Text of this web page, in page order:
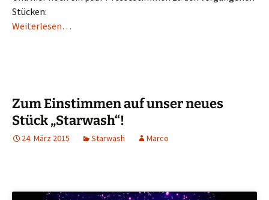
Stücken:
Weiterlesen…
Zum Einstimmen auf unser neues
Stück „Starwash“!
24. März 2015 Starwash Marco